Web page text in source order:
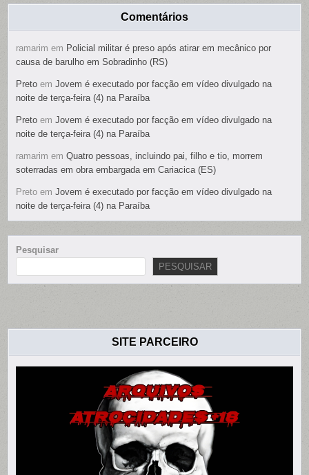
Comentários
ramarim em Policial militar é preso após atirar em mecânico por
causa de barulho em Sobradinho (RS)
Preto emJovem é executado por facção em vídeo divulgado na
noite de terça-feira (4) na Paraíba
Preto emJovem é executado por facção em vídeo divulgado na
noite de terça-feira (4) na Paraíba
ramarim emQuatro pessoas, incluindo pai, filho e tio, morrem
soterradas em obra embargada em Cariacica (ES)
Preto emJovem é executado por facção em vídeo divulgado na
noite de terça-feira (4) na Paraíba
Pesquisar
PESQUISAR
SITE PARCEIRO